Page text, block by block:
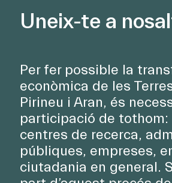
Uneix-te a
Per fer possible la
econòmica de les
Pirineu i Aran, és
participació de
centres de recerca,
públiques, empreses,
ciutadania en general.